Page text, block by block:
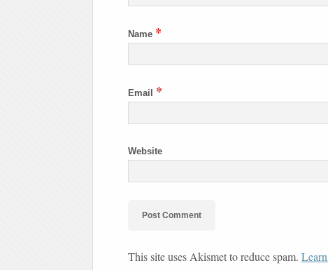
Name *
Email *
Website
This site uses Akismet to reduce spam.